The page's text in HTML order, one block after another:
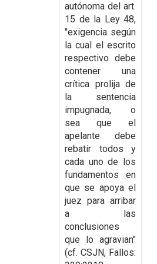
autónoma del art.
15 de la Ley 48,
"exigencia según
la cual el escrito
respectivo debe
contener una
crítica prolija de
la sentencia
impugnada, o
sea que el
apelante debe
rebatir todos y
cada uno de los
fundamentos en
que se apoya el
juez para arribar
a las
conclusiones
que lo agravian"
(cf. CSJN, Fallos: